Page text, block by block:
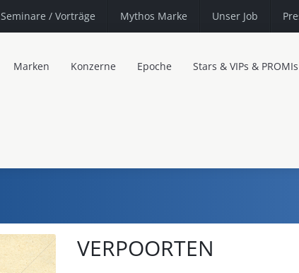
Seminare / Vorträge Mythos Marke Unser Job
Marken Konzerne Epoche Stars & VIPs & PROMIs
VERPOORTEN